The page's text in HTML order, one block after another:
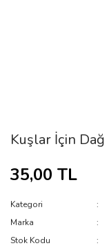
Kuşlar İçin
35,00 TL
Kategori
Marka
Stok Kodu